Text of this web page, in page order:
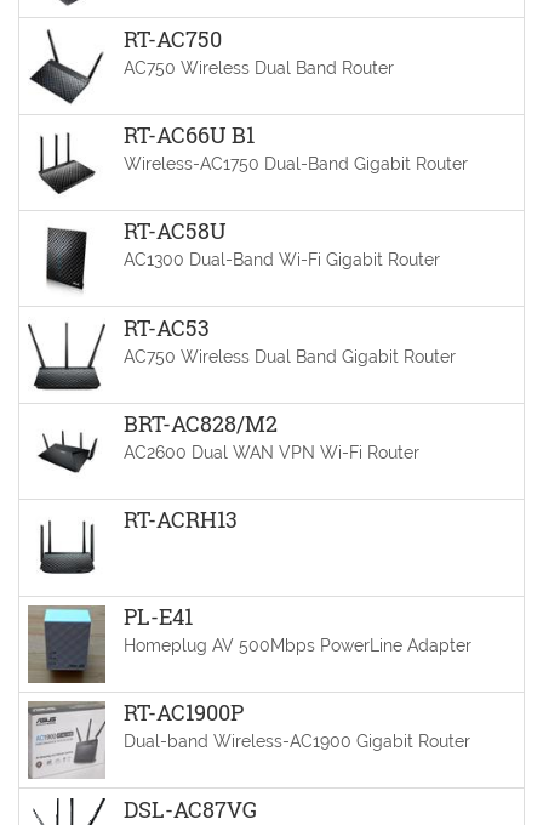
RT-AC750
AC750 Wireless Dual Band Router
RT-AC66U B1
Wireless-AC1750 Dual-Band Gigabit Router
RT-AC58U
AC1300 Dual-Band Wi-Fi Gigabit Router
RT-AC53
AC750 Wireless Dual Band Gigabit Router
BRT-AC828/M2
AC2600 Dual WAN VPN Wi-Fi Router
RT-ACRH13
PL-E41
Homeplug AV 500Mbps PowerLine Adapter
RT-AC1900P
Dual-band Wireless-AC1900 Gigabit Router
DSL-AC87VG